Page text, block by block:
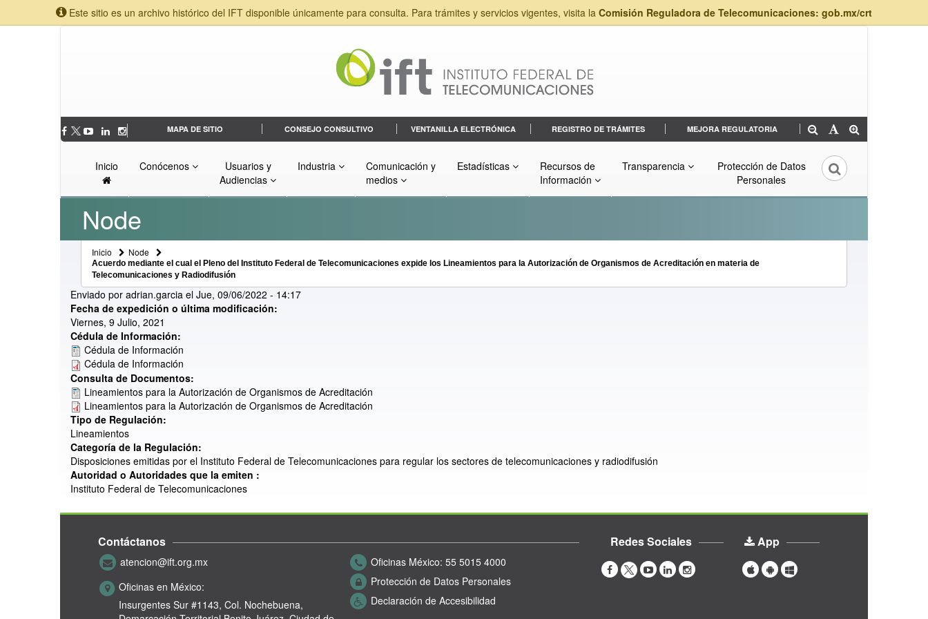
Este sitio es un archivo histórico del IFT disponible únicamente para consulta. Para trámites y servicios vigentes, visita la Comisión Reguladora de Telecomunicaciones: gob.mx/crt
MAPA DE SITIO CONSEJO CONSULTIVO VENTANILLA ELECTRÓNICA REGISTRO DE TRÁMITES MEJORA REGULATORIA
Inicio Conócenos
Usuarios y
Audiencias
Industria
Comunicación y
medios
Estadísticas
Recursos de
Información
Transparencia
Protección de Datos
Personales
Node
Inicio Node
Acuerdo mediante el cual el Pleno del Instituto Federal de Telecomunicaciones expide los Lineamientos para la Autorización de Organismos de Acreditación en materia de
Telecomunicaciones y Radiodifusión
Enviado por adrian.garcia el Jue, 09/06/2022 - 14:17
Fecha de expedición o última modificación:
Viernes, 9 Julio, 2021
Cédula de Información:
Cédula de Información
Cédula de Información
Consulta de Documentos:
Lineamientos para la Autorización de Organismos de Acreditación
Lineamientos para la Autorización de Organismos de Acreditación
Tipo de Regulación:
Lineamientos
Categoría de la Regulación:
Disposiciones emitidas por el Instituto Federal de Telecomunicaciones para regular los sectores de telecomunicaciones y radiodifusión
Autoridad o Autoridades que la emiten :
Instituto Federal de Telecomunicaciones
Contáctanos
atencion@ift.org.mx
Oficinas en México:
Insurgentes Sur #1143, Col. Nochebuena,
Oficinas México: 55 5015 4000
Protección de Datos Personales
Declaración de Accesibilidad
Redes Sociales App